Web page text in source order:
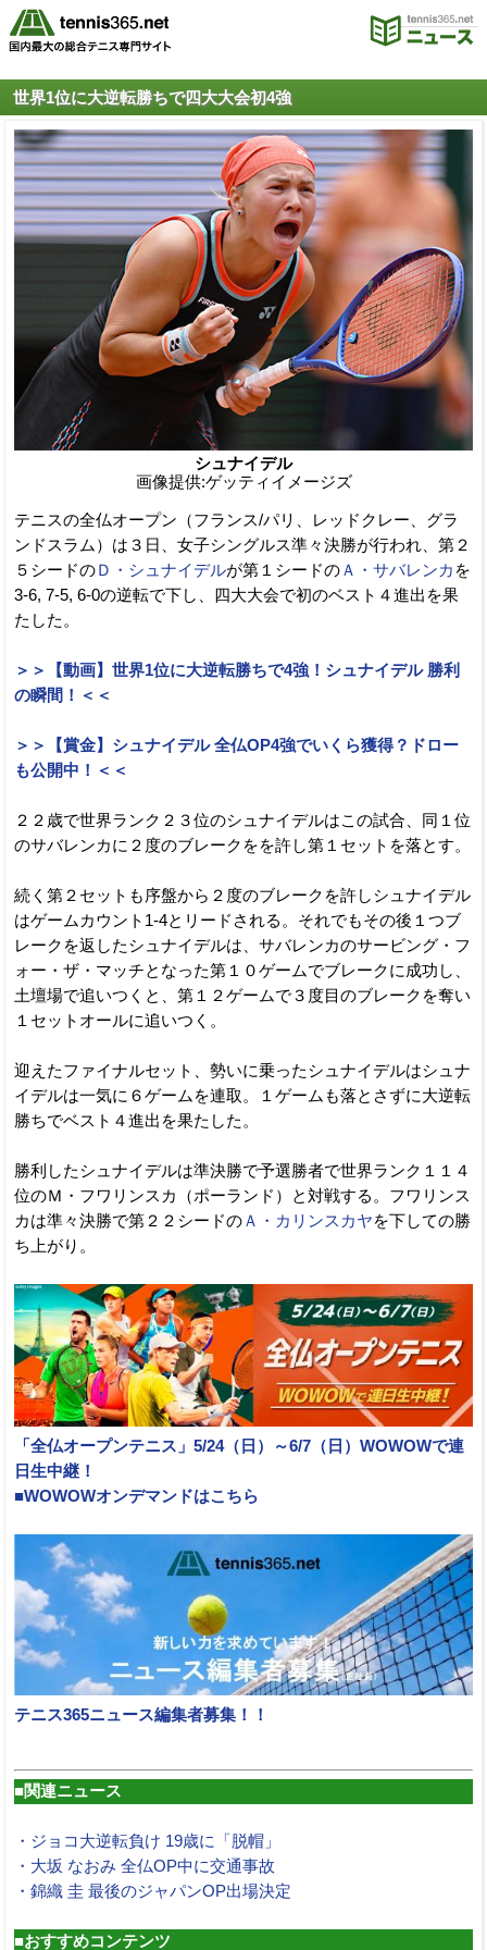
世界1位に大逆転勝ちで四大大会初4強
シュナイデル
画像提供:ゲッティイメージズ
テニスの全仏オープン（フランス/パリ、レッドクレー、グラ
ンドスラム）は３日、女子シングルス準々決勝が行われ、第２
５シードのＤ・シュナイデルが第１シードのＡ・サバレンカ を
3-6, 7-5, 6-0の逆転で下し、四大大会で初のベスト４進出を果
たした。
＞＞【動画】世界1位に大逆転勝ちで4強！シュナイデル 勝利
の瞬間！＜＜
＞＞【賞金】シュナイデル 全仏OP4強でいくら獲得？ドロー
も公開中！＜＜
２２歳で世界ランク２３位のシュナイデルはこの試合、同１位
のサバレンカに２度のブレークをを許し第１セットを落とす。
続く第２セットも序盤から２度のブレークを許しシュナイデル
はゲームカウント1-4とリードされる。それでもその後１つブ
レークを返したシュナイデルは、サバレンカのサービング・フ
ォー・ザ・マッチとなった第１０ゲームでブレークに成功し、
土壇場で追いつくと、第１２ゲームで３度目のブレークを奪い
１セットオールに追いつく。
迎えたファイナルセット、勢いに乗ったシュナイデルはシュナ
イデルは一気に６ゲームを連取。１ゲームも落とさずに大逆転
勝ちでベスト４進出を果たした。
勝利したシュナイデルは準決勝で予選勝者で世界ランク１１４
位のＭ・フワリンスカ（ポーランド）と対戦する。フワリンス
カは準々決勝で第２２シードのＡ・カリンスカヤを下しての勝
ち上がり。
「全仏オープンテニス」5/24（日）～6/7（日）WOWOWで連
日生中継！
■WOWOWオンデマンドはこちら
テニス365ニュース編集者募集！！
■関連ニュース
・ジョコ大逆転負け 19歳に「脱帽」
・大坂 なおみ 全仏OP中に交通事故
・錦織 圭 最後のジャパンOP出場決定
■おすすめコンテンツ